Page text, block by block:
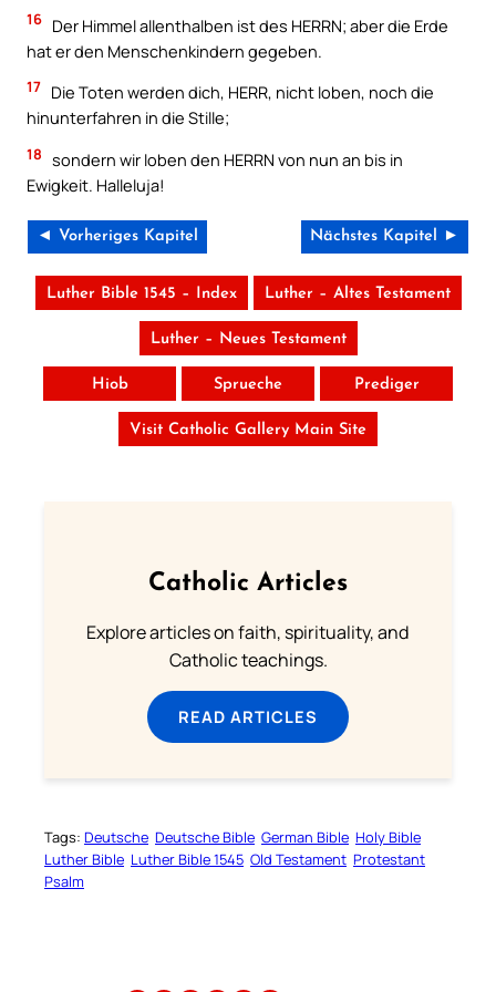
16 Der Himmel allenthalben ist des HERRN; aber die Erde
hat er den Menschenkindern gegeben.
17 Die Toten werden dich, HERR, nicht loben, noch die
hinunterfahren in die Stille;
18 sondern wir loben den HERRN von nun an bis in
Ewigkeit. Halleluja!
◄ Vorheriges Kapitel Nächstes Kapitel ►
Luther Bible 1545 – Index Luther – Altes Testament
Luther – Neues Testament
Hiob Sprueche Prediger
Visit Catholic Gallery Main Site
Catholic Articles
Explore articles on faith, spirituality, and
Catholic teachings.
READ ARTICLES
Tags: Deutsche Deutsche Bible German Bible Holy Bible
Luther Bible Luther Bible 1545 Old Testament Protestant
Psalm